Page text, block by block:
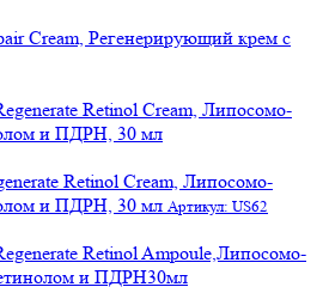
Cream, Регенерирующий крем с
Retinol Cream, Липосомо-
и ПДРН, 30 мл Артикул: US62